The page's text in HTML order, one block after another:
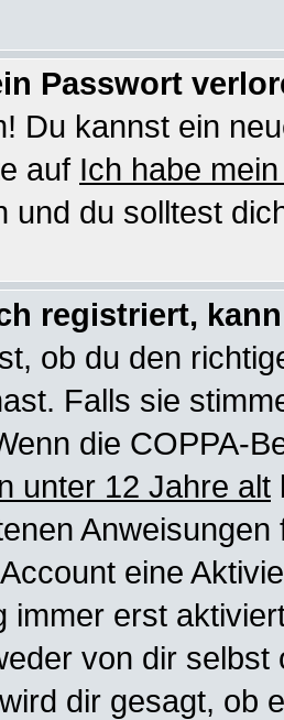
Passwort
Du kannst ein
auf Ich habe
und du solltest
registriert,
ob du den
Falls sie
die COPPA-
unter 12 Jahre alt
eine
immer erst
von dir selbst
dir gesagt, ob